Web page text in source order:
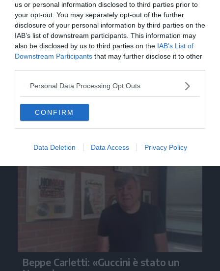
us or personal information disclosed to third parties prior to
your opt-out. You may separately opt-out of the further
disclosure of your personal information by third parties on the
IAB’s list of downstream participants. This information may
also be disclosed by us to third parties on the IAB’s List of
Downstream Participants that may further disclose it to other
Personal Data Processing Opt Outs
CONFIRM
Data Deletion Data Access Privacy Policy
Video
Beppe Carletti: «Guccini è stato un